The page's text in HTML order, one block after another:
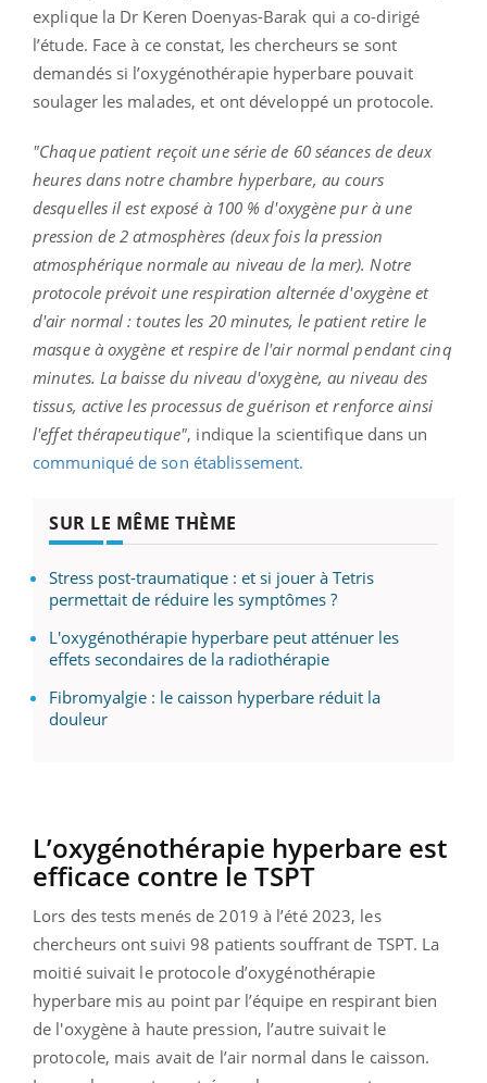
explique la Dr Keren Doenyas-Barak qui a co-dirigé
l’étude. Face à ce constat, les chercheurs se sont
demandés si l’oxygénothérapie hyperbare pouvait
soulager les malades, et ont développé un protocole.
"Chaque patient reçoit une série de 60 séances de deux
heures dans notre chambre hyperbare, au cours
desquelles il est exposé à 100 % d'oxygène pur à une
pression de 2 atmosphères (deux fois la pression
atmosphérique normale au niveau de la mer). Notre
protocole prévoit une respiration alternée d'oxygène et
d'air normal : toutes les 20 minutes, le patient retire le
masque à oxygène et respire de l'air normal pendant cinq
minutes. La baisse du niveau d'oxygène, au niveau des
tissus, active les processus de guérison et renforce ainsi
l'effet thérapeutique", indique la scientifique dans un
communiqué de son établissement.
SUR LE MÊME THÈME
Stress post-traumatique : et si jouer à Tetris
permettait de réduire les symptômes ?
L'oxygénothérapie hyperbare peut atténuer les
effets secondaires de la radiothérapie
Fibromyalgie : le caisson hyperbare réduit la
douleur
L’oxygénothérapie hyperbare est
efficace contre le TSPT
Lors des tests menés de 2019 à l’été 2023, les
chercheurs ont suivi 98 patients souffrant de TSPT. La
moitié suivait le protocole d’oxygénothérapie
hyperbare mis au point par l’équipe en respirant bien
de l'oxygène à haute pression, l’autre suivait le
protocole, mais avait de l’air normal dans le caisson.